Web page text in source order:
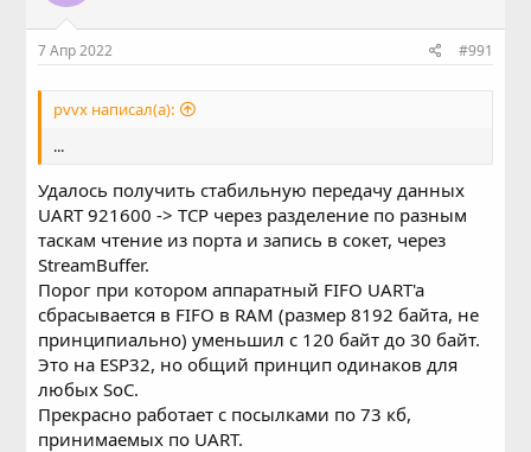
7 Апр 2022 #991
pvvx написал(а):
...
Удалось получить стабильную передачу данных
UART 921600 -> TCP через разделение по разным
таскам чтение из порта и запись в сокет, через
StreamBuffer.
Порог при котором аппаратный FIFO UART'a
сбрасывается в FIFO в RAM (размер 8192 байта, не
принципиально) уменьшил с 120 байт до 30 байт.
Это на ESP32, но общий принцип одинаков для
любых SoC.
Прекрасно работает с посылками по 73 кб,
принимаемых по UART.